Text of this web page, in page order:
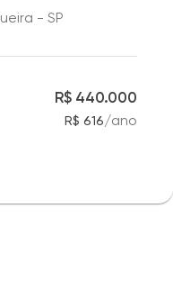
- SP
R$ 440.000
R$ 616/ano